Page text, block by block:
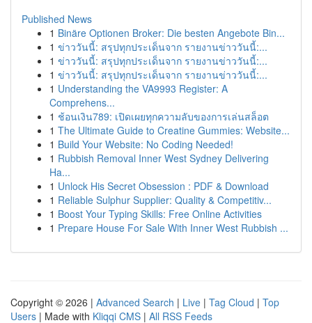
Published News
1 Binäre Optionen Broker: Die besten Angebote Bin...
1 ข่าววันนี้: สรุปทุกประเด็นจาก รายงานข่าววันนี้:...
1 ข่าววันนี้: สรุปทุกประเด็นจาก รายงานข่าววันนี้:...
1 ข่าววันนี้: สรุปทุกประเด็นจาก รายงานข่าววันนี้:...
1 Understanding the VA9993 Register: A
Comprehens...
1 ช้อนเงิน789: เปิดเผยทุกความลับของการเล่นสล็อต
1 The Ultimate Guide to Creatine Gummies: Website...
1 Build Your Website: No Coding Needed!
1 Rubbish Removal Inner West Sydney Delivering
Ha...
1 Unlock His Secret Obsession : PDF & Download
1 Reliable Sulphur Supplier: Quality & Competitiv...
1 Boost Your Typing Skills: Free Online Activities
1 Prepare House For Sale With Inner West Rubbish ...
Copyright © 2026 | Advanced Search | Live | Tag Cloud | Top
Users | Made with Kliqqi CMS | All RSS Feeds